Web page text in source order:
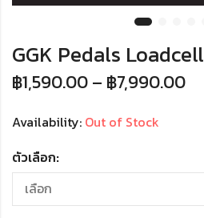
GGK Pedals Loadcell
฿1,590.00– ฿7,990.00
Availability: Out of Stock
ตัวเลือก: